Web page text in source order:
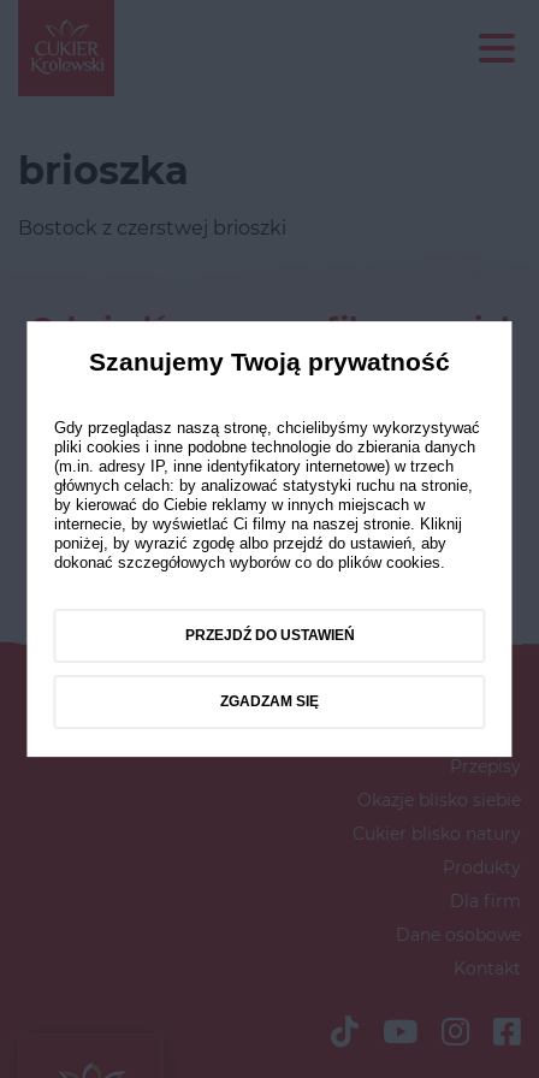
brioszka
Bostock z czerstwej brioszki
Odwiedź nasze profile w social
mediach
Przepisy
Okazje blisko siebie
Cukier blisko natury
Produkty
Dla firm
Dane osobowe
Kontakt
Szanujemy Twoją prywatność
Gdy przeglądasz naszą stronę, chcielibyśmy wykorzystywać
pliki cookies i inne podobne technologie do zbierania danych
(m.in. adresy IP, inne identyfikatory internetowe) w trzech
głównych celach: by analizować statystyki ruchu na stronie,
by kierować do Ciebie reklamy w innych miejscach w
internecie, by wyświetlać Ci filmy na naszej stronie. Kliknij
poniżej, by wyrazić zgodę albo przejdź do ustawień, aby
dokonać szczegółowych wyborów co do plików cookies.
PRZEJDŹ DO USTAWIEŃ
ZGADZAM SIĘ